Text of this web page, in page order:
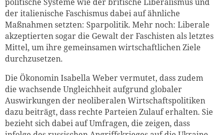
der italienische Faschismus dabei auf ähnliche
Maßnahmen setzten: Sparpolitik. Mehr noch: Liberale
akzeptierten sogar die Gewalt der Faschisten als letztes
Mittel, um ihre gemeinsamen wirtschaftlichen Ziele
durchzusetzen.
Die Ökonomin Isabella Weber vermutet, dass zudem
die wachsende Ungleichheit aufgrund globaler
Auswirkungen der neoliberalen Wirtschaftspolitiken
dazu beiträgt, dass rechte Parteien Zulauf erhalten. Sie
bezieht sich dabei auf Umfragen, die zeigen, dass